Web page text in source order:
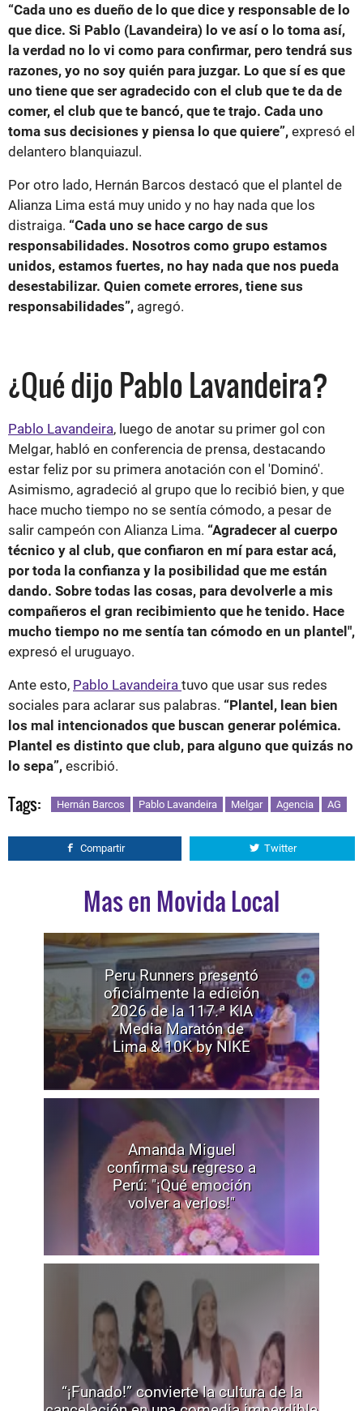
“Cada uno es dueño de lo que dice y responsable de lo
que dice. Si Pablo (Lavandeira) lo ve así o lo toma así,
la verdad no lo vi como para confirmar, pero tendrá sus
razones, yo no soy quién para juzgar. Lo que sí es que
uno tiene que ser agradecido con el club que te da de
comer, el club que te bancó, que te trajo. Cada uno
toma sus decisiones y piensa lo que quiere”, expresó el
delantero blanquiazul.
Por otro lado, Hernán Barcos destacó que el plantel de
Alianza Lima está muy unido y no hay nada que los
distraiga. “Cada uno se hace cargo de sus
responsabilidades. Nosotros como grupo estamos
unidos, estamos fuertes, no hay nada que nos pueda
desestabilizar. Quien comete errores, tiene sus
responsabilidades”, agregó.
¿Qué dijo Pablo Lavandeira?
Pablo Lavandeira, luego de anotar su primer gol con
Melgar, habló en conferencia de prensa, destacando
estar feliz por su primera anotación con el 'Dominó'.
Asimismo, agradeció al grupo que lo recibió bien, y que
hace mucho tiempo no se sentía cómodo, a pesar de
salir campeón con Alianza Lima. “Agradecer al cuerpo
técnico y al club, que confiaron en mí para estar acá,
por toda la confianza y la posibilidad que me están
dando. Sobre todas las cosas, para devolverle a mis
compañeros el gran recibimiento que he tenido. Hace
mucho tiempo no me sentía tan cómodo en un plantel",
expresó el uruguayo.
Ante esto, Pablo Lavandeira tuvo que usar sus redes
sociales para aclarar sus palabras. “Plantel, lean bien
los mal intencionados que buscan generar polémica.
Plantel es distinto que club, para alguno que quizás no
lo sepa”, escribió.
Tags: Hernán Barcos Pablo Lavandeira Melgar Agencia AG
Compartir Twitter
Mas en Movida Local
Peru Runners presentó
oficialmente la edición
2026 de la 117.ª KIA
Media Maratón de
Lima & 10K by NIKE
Amanda Miguel
confirma su regreso a
Perú: "¡Qué emoción
volver a verlos!"
“¡Funado!” convierte la cultura de la